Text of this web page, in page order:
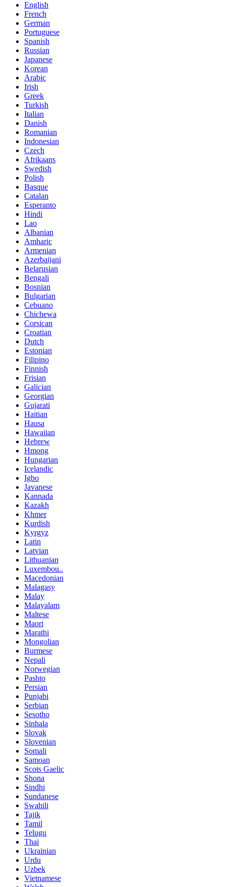
English
French
German
Portuguese
Spanish
Russian
Japanese
Korean
Arabic
Irish
Greek
Turkish
Italian
Danish
Romanian
Indonesian
Czech
Afrikaans
Swedish
Polish
Basque
Catalan
Esperanto
Hindi
Lao
Albanian
Amharic
Armenian
Azerbaijani
Belarusian
Bengali
Bosnian
Bulgarian
Cebuano
Chichewa
Corsican
Croatian
Dutch
Estonian
Filipino
Finnish
Frisian
Galician
Georgian
Gujarati
Haitian
Hausa
Hawaiian
Hebrew
Hmong
Hungarian
Icelandic
Igbo
Javanese
Kannada
Kazakh
Khmer
Kurdish
Kyrgyz
Latin
Latvian
Lithuanian
Luxembou..
Macedonian
Malagasy
Malay
Malayalam
Maltese
Maori
Marathi
Mongolian
Burmese
Nepali
Norwegian
Pashto
Persian
Punjabi
Serbian
Sesotho
Sinhala
Slovak
Slovenian
Somali
Samoan
Scots Gaelic
Shona
Sindhi
Sundanese
Swahili
Tajik
Tamil
Telugu
Thai
Ukrainian
Urdu
Uzbek
Vietnamese